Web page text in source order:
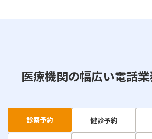
医療機関の幅広い電話
診察予約 健診予約